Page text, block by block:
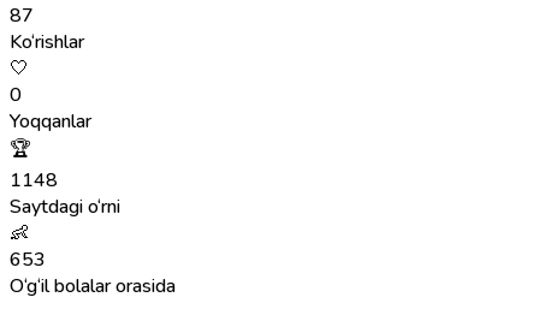
87
Ko‘rishlar
🤍
0
Yoqqanlar
🏆
1148
Saytdagi o‘rni
👶
653
O‘g‘il bolalar orasida